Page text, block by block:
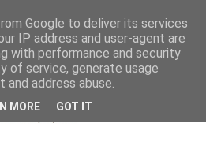
Google to deliver its services
IP address and user-agent are
with performance and security
of service, generate usage
address abuse.
MORE GOT IT